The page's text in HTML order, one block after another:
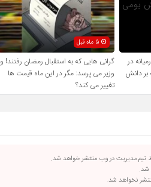
در
بر دانش
گرانی هایی که به استقبال رمضان رفتند! و
وزیر می پرسد: مگر در این ماه قیمت ها
تغییر می کند؟
تیم مدیریت در وب منتشر خواهد شد.
شد.
نخواهد شد.